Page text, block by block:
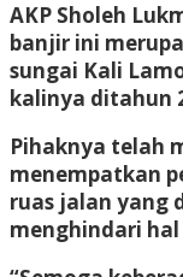
AKP Sholeh
banjir ini
sungai Kali
kalinya ditahun
Pihaknya telah
menempatkan
ruas jalan yang
menghindari